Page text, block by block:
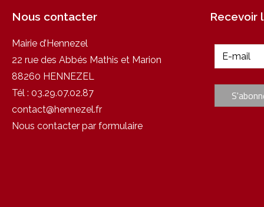
Nous contacter
Mairie d’Hennezel
22 rue des Abbés Mathis et Marion
88260 HENNEZEL
Tél : 03.29.07.02.87
contact@hennezel.fr
Nous contacter par formulaire
Recevoir